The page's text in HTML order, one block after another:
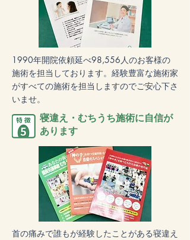
1990年開院依頼延べ98,556人のお客様の
施術を担当しております。経験豊富な施術家
がすべての施術を担当しますのでご安心下さ
いませ。
寝違え・むちうち施術に自信が
あります
首の痛みで誰もが経験したことがある寝違え